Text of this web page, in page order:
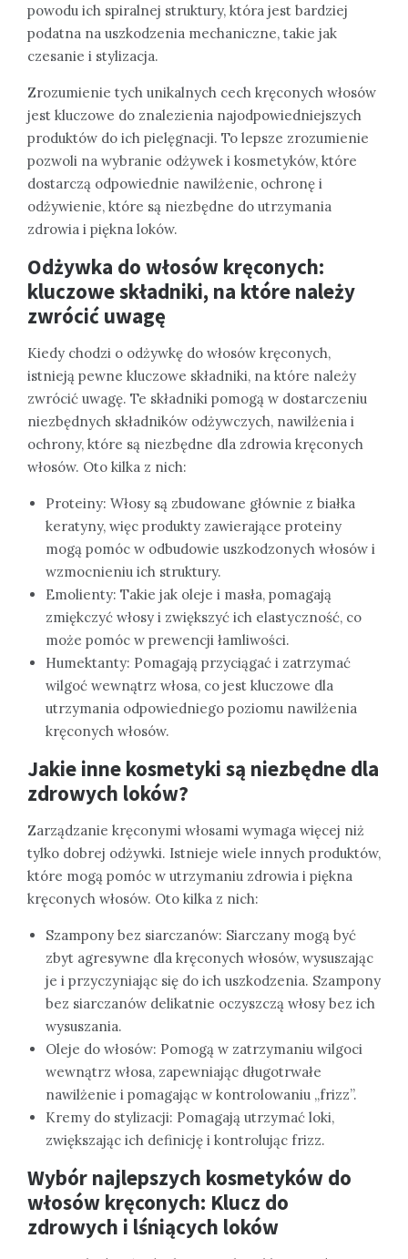
powodu ich spiralnej struktury, która jest bardziej
podatna na uszkodzenia mechaniczne, takie jak
czesanie i stylizacja.
Zrozumienie tych unikalnych cech kręconych włosów
jest kluczowe do znalezienia najodpowiedniejszych
produktów do ich pielęgnacji. To lepsze zrozumienie
pozwoli na wybranie odżywek i kosmetyków, które
dostarczą odpowiednie nawilżenie, ochronę i
odżywienie, które są niezbędne do utrzymania
zdrowia i piękna loków.
Odżywka do włosów kręconych:
kluczowe składniki, na które należy
zwrócić uwagę
Kiedy chodzi o odżywkę do włosów kręconych,
istnieją pewne kluczowe składniki, na które należy
zwrócić uwagę. Te składniki pomogą w dostarczeniu
niezbędnych składników odżywczych, nawilżenia i
ochrony, które są niezbędne dla zdrowia kręconych
włosów. Oto kilka z nich:
Proteiny: Włosy są zbudowane głównie z białka
keratyny, więc produkty zawierające proteiny
mogą pomóc w odbudowie uszkodzonych włosów i
wzmocnieniu ich struktury.
Emolienty: Takie jak oleje i masła, pomagają
zmiękczyć włosy i zwiększyć ich elastyczność, co
może pomóc w prewencji łamliwości.
Humektanty: Pomagają przyciągać i zatrzymać
wilgoć wewnątrz włosa, co jest kluczowe dla
utrzymania odpowiedniego poziomu nawilżenia
kręconych włosów.
Jakie inne kosmetyki są niezbędne dla
zdrowych loków?
Zarządzanie kręconymi włosami wymaga więcej niż
tylko dobrej odżywki. Istnieje wiele innych produktów,
które mogą pomóc w utrzymaniu zdrowia i piękna
kręconych włosów. Oto kilka z nich:
Szampony bez siarczanów: Siarczany mogą być
zbyt agresywne dla kręconych włosów, wysuszając
je i przyczyniając się do ich uszkodzenia. Szampony
bez siarczanów delikatnie oczyszczą włosy bez ich
wysuszania.
Oleje do włosów: Pomogą w zatrzymaniu wilgoci
wewnątrz włosa, zapewniając długotrwałe
nawilżenie i pomagając w kontrolowaniu „frizz”.
Kremy do stylizacji: Pomagają utrzymać loki,
zwiększając ich definicję i kontrolując frizz.
Wybór najlepszych kosmetyków do
włosów kręconych: Klucz do
zdrowych i lśniących loków